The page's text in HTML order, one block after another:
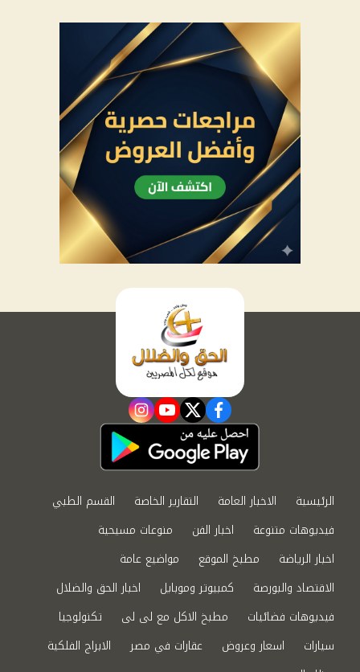
facebook
twitter
youtube
instagram
الرئيسية الاخبار العامة التقارير الخاصة
القسم الطبي
فيديوهات متنوعة
اخبار الفن
منوعات مسيحية
اخبار الرياضة
مطبخ الموقع
مواضيع عامة
الاقتصاد والبورصة
كمبيوتر وموبايل
اخبار الحق والضلال
فيديوهات فضائيات
مطبخ الاكل مع لى لى
تكنولوجيا
سيارات
اسعار وعروض عقارات في مصر
الابراج الفلكية